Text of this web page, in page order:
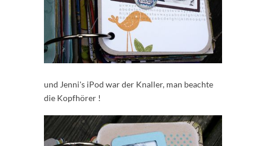
und Jenni's iPod war der Knaller, man beachte
die Kopfhörer !